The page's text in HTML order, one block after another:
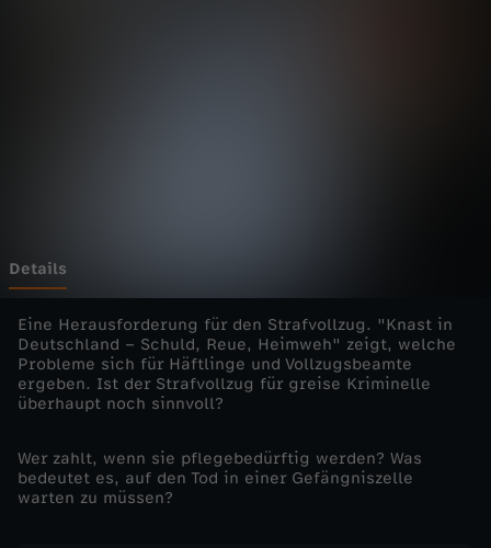
c
h
l
n
Details
Eine Herausforderung für den Strafvollzug. "Knast in
Deutschland – Schuld, Reue, Heimweh" zeigt, welche
Probleme sich für Häftlinge und Vollzugsbeamte
ergeben. Ist der Strafvollzug für greise Kriminelle
überhaupt noch sinnvoll?
Wer zahlt, wenn sie pflegebedürftig werden? Was
bedeutet es, auf den Tod in einer Gefängniszelle
warten zu müssen?